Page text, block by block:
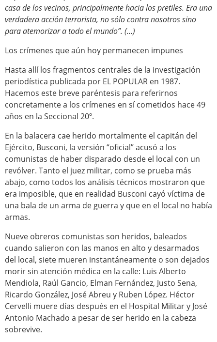
casa de los vecinos, principalmente hacia los pretiles. Era una
verdadera acción terrorista, no sólo contra nosotros sino
para atemorizar a todo el mundo”. (…)
Los crímenes que aún hoy permanecen impunes
Hasta allí los fragmentos centrales de la investigación
periodística publicada por EL POPULAR en 1987.
Hacemos este breve paréntesis para referirnos
concretamente a los crímenes en sí cometidos hace 49
años en la Seccional 20º.
En la balacera cae herido mortalmente el capitán del
Ejército, Busconi, la versión “oficial” acusó a los
comunistas de haber disparado desde el local con un
revólver. Tanto el juez militar, como se prueba más
abajo, como todos los análisis técnicos mostraron que
era imposible, que en realidad Busconi cayó víctima de
una bala de un arma de guerra y que en el local no había
armas.
Nueve obreros comunistas son heridos, baleados
cuando salieron con las manos en alto y desarmados
del local, siete mueren instantáneamente o son dejados
morir sin atención médica en la calle: Luis Alberto
Mendiola, Raúl Gancio, Elman Fernández, Justo Sena,
Ricardo González, José Abreu y Ruben López. Héctor
Cervelli muere días después en el Hospital Militar y José
Antonio Machado a pesar de ser herido en la cabeza
sobrevive.